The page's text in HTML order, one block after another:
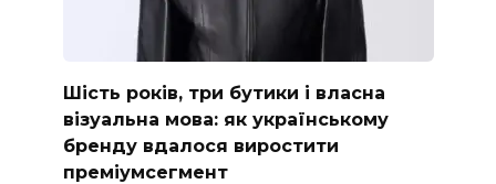
Шість років, три бутики і власна
візуальна мова: як українському
бренду вдалося виростити
преміумсегмент